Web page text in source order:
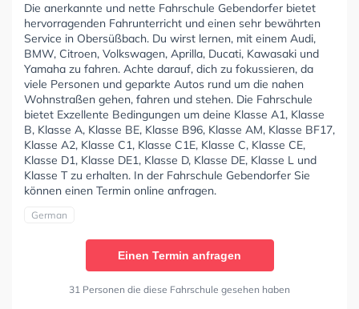
Die anerkannte und nette Fahrschule Gebendorfer bietet
hervorragenden Fahrunterricht und einen sehr bewährten
Service in Obersüßbach. Du wirst lernen, mit einem Audi,
BMW, Citroen, Volkswagen, Aprilla, Ducati, Kawasaki und
Yamaha zu fahren. Achte darauf, dich zu fokussieren, da
viele Personen und geparkte Autos rund um die nahen
Wohnstraßen gehen, fahren und stehen. Die Fahrschule
bietet Exzellente Bedingungen um deine Klasse A1, Klasse
B, Klasse A, Klasse BE, Klasse B96, Klasse AM, Klasse BF17,
Klasse A2, Klasse C1, Klasse C1E, Klasse C, Klasse CE,
Klasse D1, Klasse DE1, Klasse D, Klasse DE, Klasse L und
Klasse T zu erhalten. In der Fahrschule Gebendorfer Sie
können einen Termin online anfragen.
German
Einen Termin anfragen
31 Personen die diese Fahrschule gesehen haben